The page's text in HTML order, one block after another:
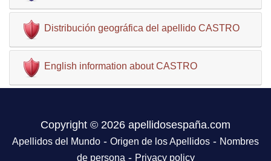
Distribución geográfica del apellido CASTRO
English information about CASTRO
Copyright © 2026 apellidosespaña.com
Apellidos del Mundo - Origen de los Apellidos - Nombres
de persona- Privacy policy